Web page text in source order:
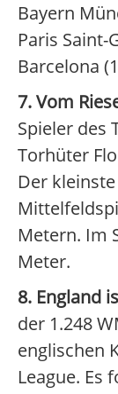
Bayern
Paris Saint-
Barcelona
7. Vom
Spieler des
Torhüter
Der
Metern. Im
Meter.
8. England
der 1.248
englischen
League. Es